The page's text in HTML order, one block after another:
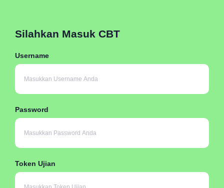
Silahkan Masuk CBT
Username
Password
Token Ujian